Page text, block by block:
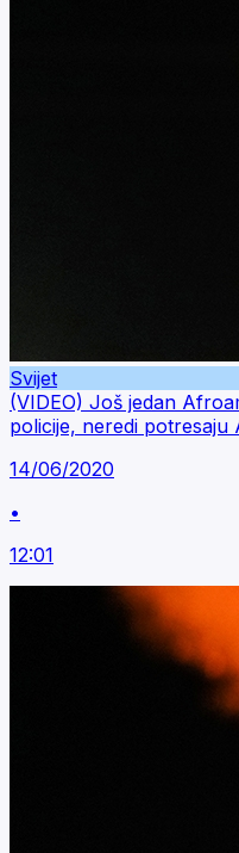
Svijet
(VIDEO) Još jedan
policije, neredi potresaju
14/06/2020
•
12:01